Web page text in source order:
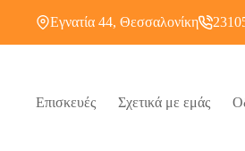
Εγνατία 44, Θεσσαλονίκη
Επισκευές Σχετικά με εμάς